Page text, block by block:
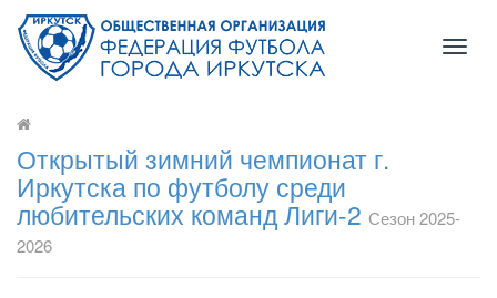
Открытый зимний чемпионат г.
Иркутска по футболу среди
любительских команд Лиги-2 Сезон 2025-
2026